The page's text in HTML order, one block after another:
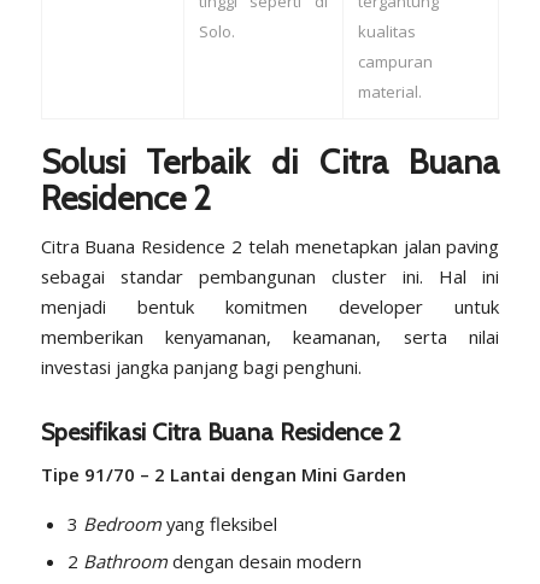
Solo.
kualitas
campuran
material.
Solusi Terbaik di Citra Buana
Residence 2
Citra Buana Residence 2 telah menetapkan jalan paving
sebagai standar pembangunan cluster ini. Hal ini
menjadi bentuk komitmen developer untuk
memberikan kenyamanan, keamanan, serta nilai
investasi jangka panjang bagi penghuni.
Spesifikasi Citra Buana Residence 2
Tipe 91/70 – 2 Lantai dengan Mini Garden
3 Bedroomyang fleksibel
2 Bathroomdengan desain modern